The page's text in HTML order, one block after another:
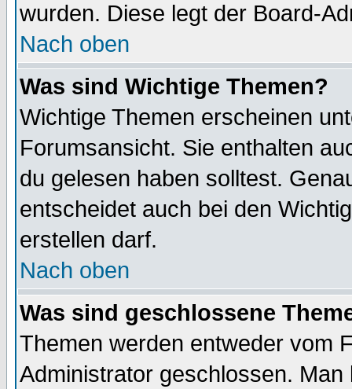
wurden. Diese legt der Board-
Nach oben
Was sind Wichtige Themen?
Wichtige Themen erscheinen
Forumsansicht. Sie enthalten
du gelesen haben solltest.
entscheidet auch bei den
erstellen darf.
Nach oben
Was sind geschlossene
Themen werden entweder vom
Administrator geschlossen.